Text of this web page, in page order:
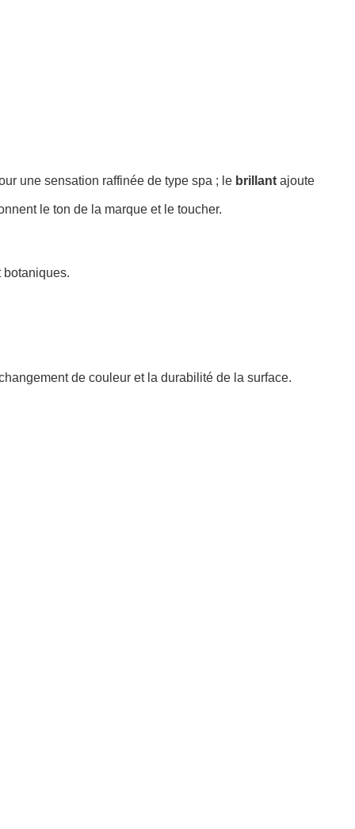
une sensation raffinée de type spa ; le brillant ajoute
le ton de la marque et le toucher.
de couleur et la durabilité de la surface.